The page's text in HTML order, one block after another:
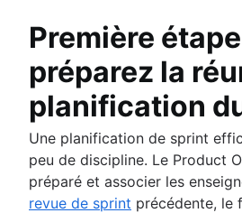
Première
préparez la
planification
Une planification de sprint
peu de discipline. Le Product
préparé et associer les
revue de sprint précédente, le